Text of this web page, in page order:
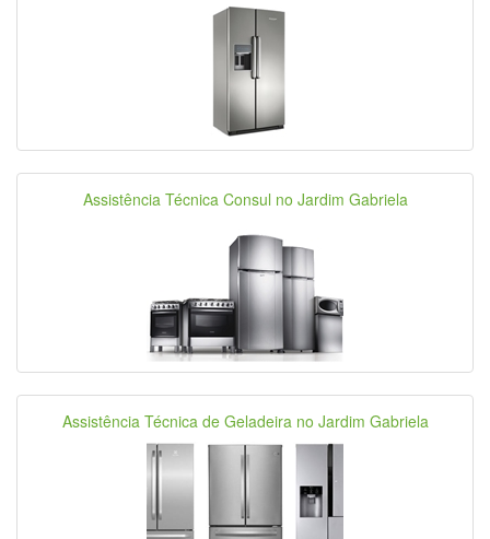
Assistência Técnica Consul no Jardim Gabriela
Assistência Técnica de Geladeira no Jardim Gabriela